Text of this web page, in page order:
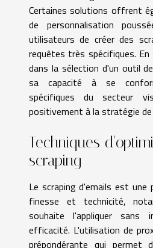
Certaines solutions offrent
de personnalisation
utilisateurs de créer des
requêtes très spécifiques.
dans la sélection d'un outil
sa capacité à se
spécifiques du secteur
positivement à la stratégie
Techniques
scraping
Le scraping d'emails est une
finesse et technicité,
souhaite l'appliquer sans
efficacité. L'utilisation de
prépondérante qui permet